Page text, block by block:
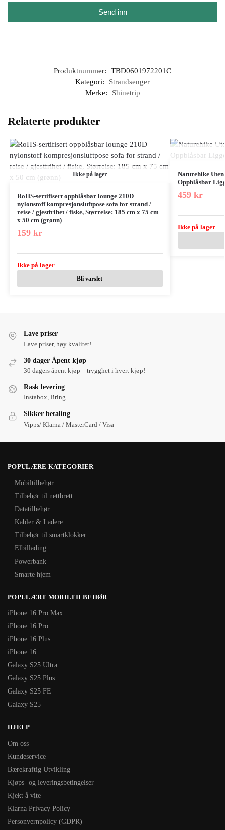
Send inn
Produktnummer:
TBD0601972201C
Kategori:
Strandsenger
Merke:
Shinetrip
Relaterte produkter
Ikke på lager
RoHS-sertifisert oppblåsbar lounge 210D
nylonstoff kompresjonsluftpose sofa for strand /
reise / gjestfrihet / fiske, Størrelse: 185 cm x 75 cm
x 50 cm (grønn)
159 kr
Ikke på lager
Bli varslet
Naturehike
Oppblåsbar
459 kr
Ikke på lager
Lave priser
Lave priser, høy kvalitet!
30 dager Åpent kjøp
30 dagers åpent kjøp – trygghet i hvert kjøp!
Rask levering
Instabox, Bring
Sikker betaling
Vipps/ Klarna / MasterCard / Visa
POPULÆRE KATEGORIER
Mobiltilbehør
Tilbehør til nettbrett
Datatilbehør
Kabler & Ladere
Tilbehør til smartklokker
Elbillading
Powerbank
Smarte hjem
POPULÆRT MOBILTILBEHØR
iPhone 16 Pro Max
iPhone 16 Pro
iPhone 16 Plus
iPhone 16
Galaxy S25 Ultra
Galaxy S25 Plus
Galaxy S25 FE
Galaxy S25
HJELP
Om oss
Kundeservice
Bærekraftig Utvikling
Kjøps- og leveringsbetingelser
Kjekt å vite
Klarna Privacy Policy
Personvernpolicy (GDPR)